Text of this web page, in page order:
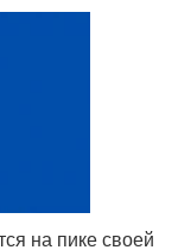
на пике своей